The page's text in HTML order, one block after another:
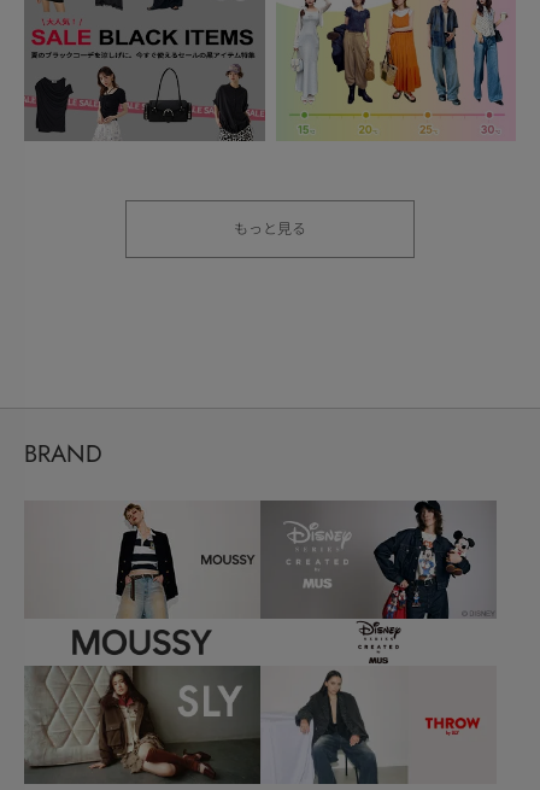
もっと見る
BRAND